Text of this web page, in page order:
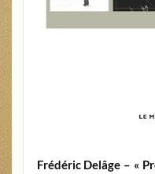
Frédéric Delâge – «